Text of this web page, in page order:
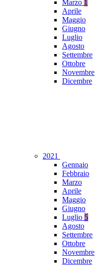
Marzo 1
Aprile
Maggio
Giugno
Luglio
Agosto
Settembre
Ottobre
Novembre
Dicembre
2021
Gennaio
Febbraio
Marzo
Aprile
Maggio
Giugno
Luglio 5
Agosto
Settembre
Ottobre
Novembre
Dicembre